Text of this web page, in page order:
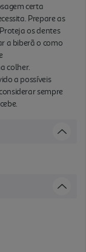
certa
Prepare as
os dentes
a biberã o como
colher.
a possíveis
sempre